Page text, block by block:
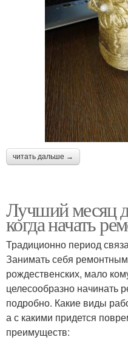
читать дальше →
Лучший месяц
когда начать
Традиционно период
Занимать себя
рождественских, мало
целесообразно начинать
подробно. Какие виды
а с какими придется
преимуществ: